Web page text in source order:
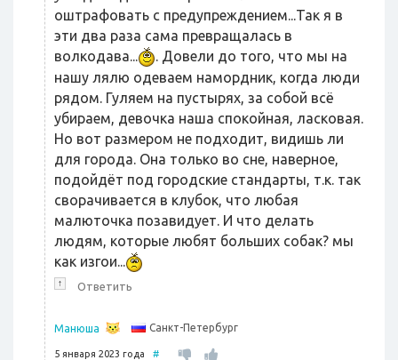
оштрафовать с предупреждением...Так я в
эти два раза сама превращалась в
волкодава...
. Довели до того, что мы на
нашу лялю одеваем намордник, когда люди
рядом. Гуляем на пустырях, за собой всё
убираем, девочка наша спокойная, ласковая.
Но вот размером не подходит, видишь ли
для города. Она только во сне, наверное,
подойдёт под городские стандарты, т.к. так
сворачивается в клубок, что любая
малюточка позавидует. И что делать
людям, которые любят больших собак? мы
как изгои...
↑ Ответить
Манюша Санкт-Петербург
5 января 2023 года #